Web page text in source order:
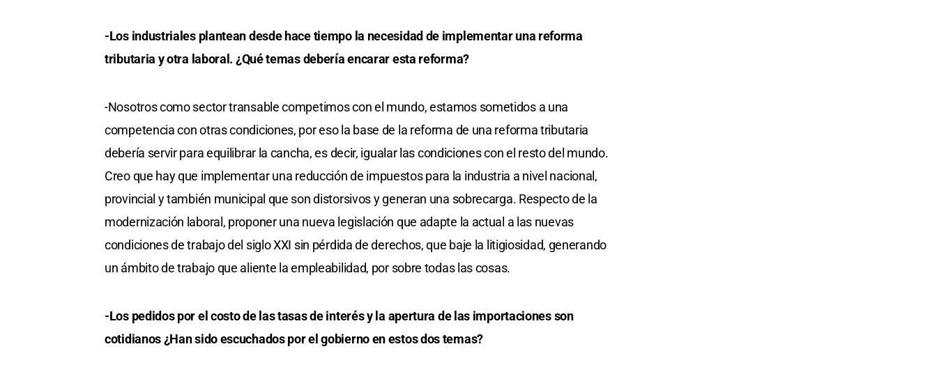
-Los industriales plantean desde hace tiempo la necesidad de implementar una reforma
tributaria y otra laboral. ¿Qué temas debería encarar esta reforma?
-Nosotros como sector transable competimos con el mundo, estamos sometidos a una
competencia con otras condiciones, por eso la base de la reforma de una reforma tributaria
debería servir para equilibrar la cancha, es decir, igualar las condiciones con el resto del mundo.
Creo que hay que implementar una reducción de impuestos para la industria a nivel nacional,
provincial y también municipal que son distorsivos y generan una sobrecarga. Respecto de la
modernización laboral, proponer una nueva legislación que adapte la actual a las nuevas
condiciones de trabajo del siglo XXI sin pérdida de derechos, que baje la litigiosidad, generando
un ámbito de trabajo que aliente la empleabilidad, por sobre todas las cosas.
-Los pedidos por el costo de las tasas de interés y la apertura de las importaciones son
cotidianos ¿Han sido escuchados por el gobierno en estos dos temas?